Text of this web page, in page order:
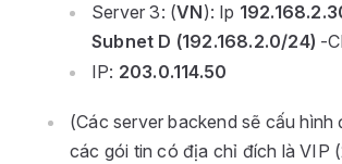
Server 3: (VN): Ip
Subnet D (192.168.2.0/24) -
IP: 203.0.114.50
(Các server backend sẽ cấu hình
các gói tin có địa chỉ đích là VIP